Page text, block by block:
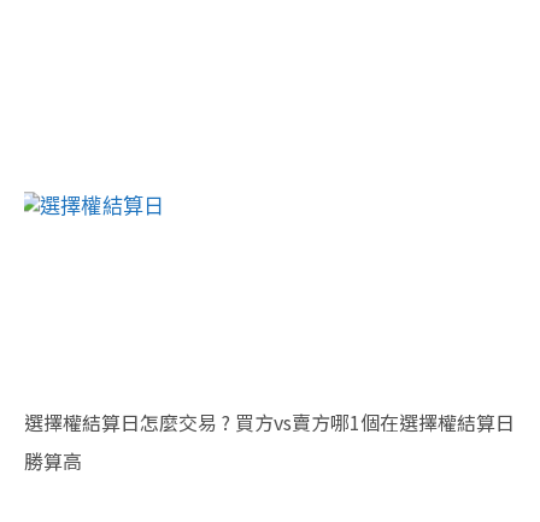
選擇權結算日怎麼交易 ? 買方vs賣方哪1個在選擇權結算日
勝算高